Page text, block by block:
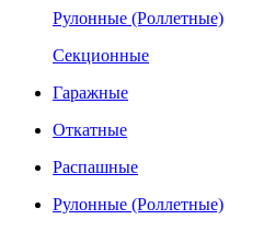
Рулонные (Роллетные)
Секционные
Гаражные
Откатные
Распашные
Рулонные (Роллетные)